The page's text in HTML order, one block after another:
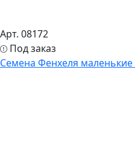
Арт. 08172
Под заказ
Семена Фенхеля маленькие